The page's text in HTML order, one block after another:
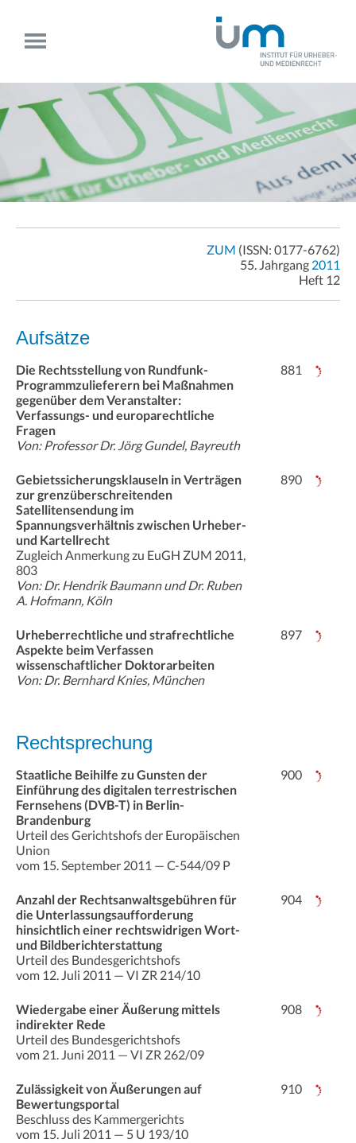
ZUM (ISSN: 0177-6762)
55. Jahrgang 2011
Heft 12
Aufsätze
Die Rechtsstellung von Rundfunk-
Programmzulieferern bei Maßnahmen
gegenüber dem Veranstalter:
Verfassungs- und europarechtliche
Fragen
Von: Professor Dr. Jörg Gundel, Bayreuth
881
Gebietssicherungsklauseln in Verträgen
zur grenzüberschreitenden
Satellitensendung im
Spannungsverhältnis zwischen Urheber-
und Kartellrecht
Zugleich Anmerkung zu EuGH ZUM 2011,
803
Von: Dr. Hendrik Baumann und Dr. Ruben
A. Hofmann, Köln
890
Urheberrechtliche und strafrechtliche
Aspekte beim Verfassen
wissenschaftlicher Doktorarbeiten
Von: Dr. Bernhard Knies, München
897
Rechtsprechung
Staatliche Beihilfe zu Gunsten der
Einführung des digitalen terrestrischen
Fernsehens (DVB-T) in Berlin-
Brandenburg
Urteil des Gerichtshofs der Europäischen
Union
vom 15. September 2011 — C-544/09 P
900
Anzahl der Rechtsanwaltsgebühren für
die Unterlassungsaufforderung
hinsichtlich einer rechtswidrigen Wort-
und Bildberichterstattung
Urteil des Bundesgerichtshofs
vom 12. Juli 2011 — VI ZR 214/10
904
Wiedergabe einer Äußerung mittels
indirekter Rede
Urteil des Bundesgerichtshofs
vom 21. Juni 2011 — VI ZR 262/09
908
Zulässigkeit von Äußerungen auf
Bewertungsportal
Beschluss des Kammergerichts
vom 15. Juli 2011 — 5 U 193/10
910